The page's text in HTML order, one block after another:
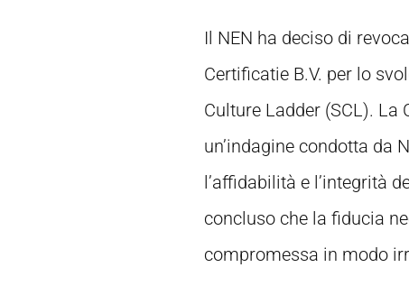
Il NEN ha deciso di
Certificatie B.V. per lo
Culture Ladder (SCL). La
un’indagine condotta da
l’affidabilità e l’integrità
concluso che la fiducia
compromessa in modo